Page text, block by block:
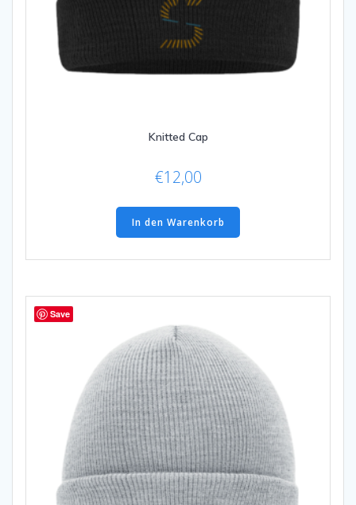
Knitted Cap
€12,00
In den Warenkorb
Save